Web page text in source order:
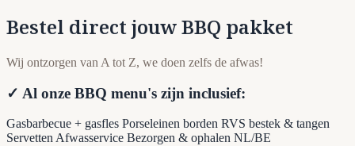
Bestel direct jouw BBQ pakket
Wij ontzorgen van A tot Z, we doen zelfs de afwas!
✓ Al onze BBQ menu's zijn inclusief:
Gasbarbecue + gasfles Porseleinen borden RVS bestek & tangen
ServettenAfwasservice Bezorgen & ophalen NL/BE